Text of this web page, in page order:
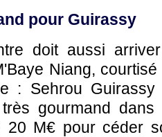
pour Guirassy
doit aussi
Niang,
: Sehrou Guirassy
gourmand
20 M€ pour céder